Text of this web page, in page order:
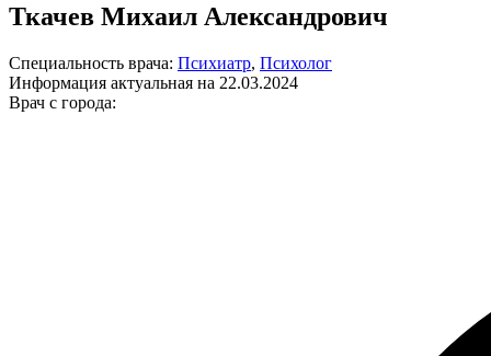
Ткачев Михаил Александрович
Специальность врача: Психиатр, Психолог
Информация актуальная на 22.03.2024
Врач с города: